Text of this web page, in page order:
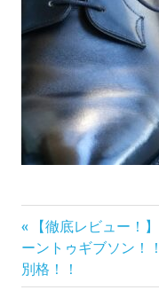
投
稿
前
の
記
事:
【徹底レビュー！
ーントゥギブソン！
別格！！